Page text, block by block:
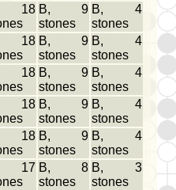
18 B, 9
stones
B, 4
stones
18 B, 9
stones
B, 4
stones
18 B, 9
stones
B, 4
stones
18 B, 9
stones
B, 4
stones
18 B, 9
stones
B, 4
stones
17 B, 8
stones
B, 3
stones